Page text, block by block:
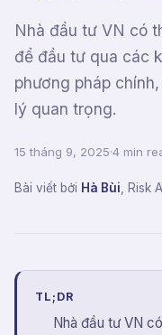
Nhà đầu tư VN có
để đầu tư qua các
phương pháp
lý quan trọng.
15 tháng 9, 2025·4 min
Bài viết bởi Hà Bùi Risk
TL;DR
Nhà đầu tư VN